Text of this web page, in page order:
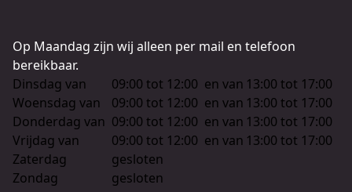
Op Maandag zijn wij alleen per mail en telefoon
bereikbaar.
Dinsdag van
09:00 tot 12:00 en van 13:00 tot 17:00
Woensdag van
09:00 tot 12:00 en van 13:00 tot 17:00
Donderdag van 09:00 tot 12:00 en van 13:00 tot 17:00
Vrijdag van
09:00 tot 12:00 en van 13:00 tot 17:00
Zaterdag
gesloten
Zondag
gesloten